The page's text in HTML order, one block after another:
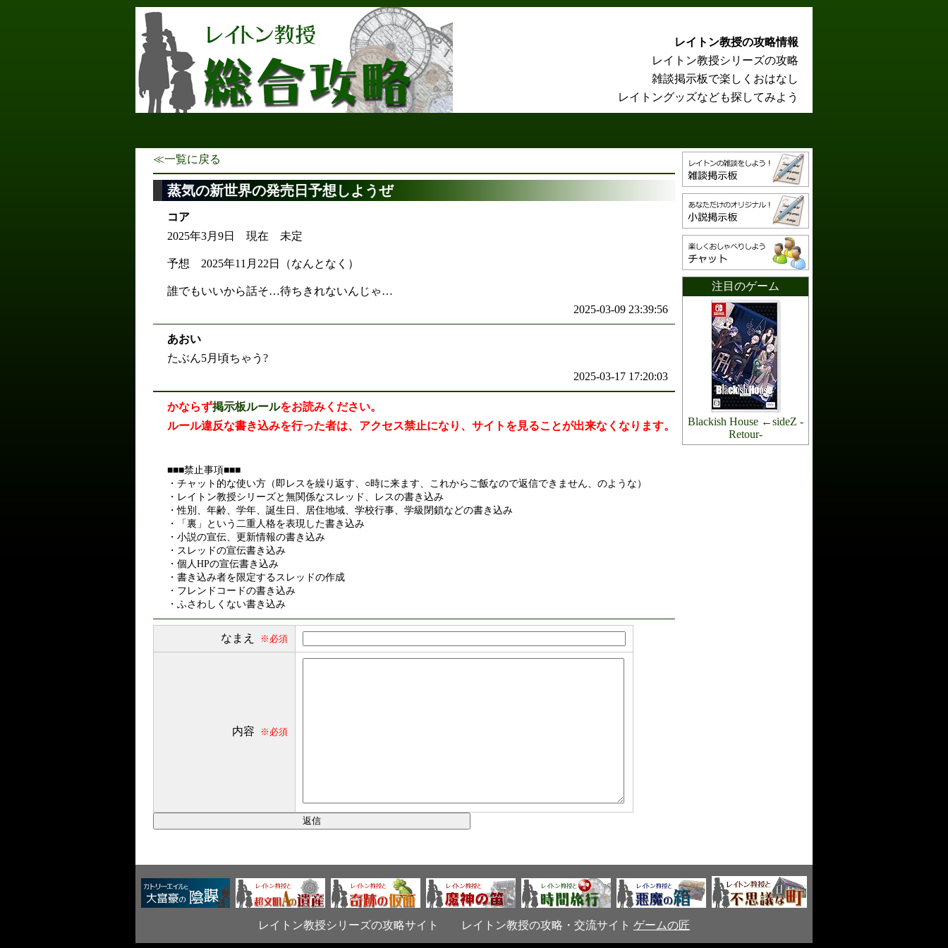
レイトン教授の攻略情報
レイトン教授シリーズの攻略
雑談掲示板で楽しくおはなし
レイトングッズなども探してみよう
≪一覧に戻る
蒸気の新世界の発売日予想しようぜ
コア
2025年3月9日 現在 未定
予想 2025年11月22日（なんとなく）
誰でもいいから話そ…待ちきれないんじゃ…
2025-03-09 23:39:56
あおい
たぶん5月頃ちゃう?
2025-03-17 17:20:03
かならず掲示板ルールをお読みください。
ルール違反な書き込みを行った者は、アクセス禁止になり、サイトを見ることが出来なくなります。
■■■禁止事項■■■
・チャット的な使い方（即レスを繰り返す、○時に来ます、これからご飯なので返信できません、のような）
・レイトン教授シリーズと無関係なスレッド、レスの書き込み
・性別、年齢、学年、誕生日、居住地域、学校行事、学級閉鎖などの書き込み
・「裏」という二重人格を表現した書き込み
・小説の宣伝、更新情報の書き込み
・スレッドの宣伝書き込み
・個人HPの宣伝書き込み
・書き込み者を限定するスレッドの作成
・フレンドコードの書き込み
・ふさわしくない書き込み
なまえ ※必須
内容 ※必須
注目のゲーム
Blackish House ←sideZ -
Retour-
レイトン教授シリーズの攻略サイト レイトン教授の攻略・交流サイト ゲームの匠